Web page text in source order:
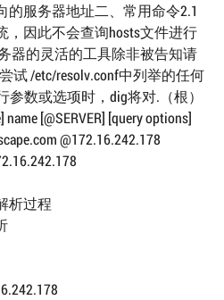
的服务器地址二、常用命令2.1
，因此不会查询hosts文件进行
器的灵活的工具除非被告知请
试 /etc/resolv.conf中列举的任何
数或选项时，dig将对.（根）
[@SERVER] [query options]
@172.16.242.178
析过程